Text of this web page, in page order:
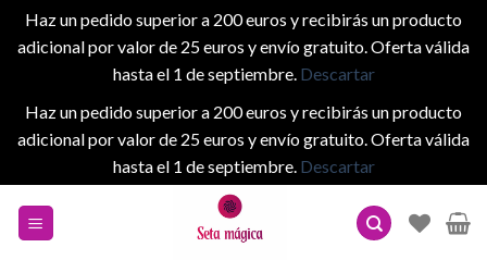
Haz un pedido superior a 200 euros y recibirás un producto
adicional por valor de 25 euros y envío gratuito. Oferta válida
hasta el 1 de septiembre. Descartar
Haz un pedido superior a 200 euros y recibirás un producto
adicional por valor de 25 euros y envío gratuito. Oferta válida
hasta el 1 de septiembre. Descartar